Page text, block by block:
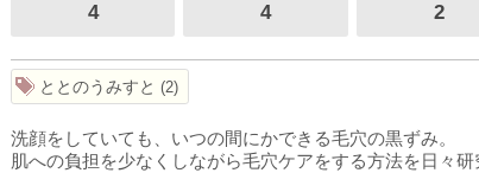
4 4 2
ととのうみすと 2
洗顔をしていても、いつの間にかできる毛穴の黒ずみ。
肌への負担を少なくしながら毛穴ケアをする方法を日々研